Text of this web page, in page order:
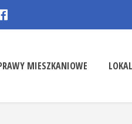
MIESZKANIOWE